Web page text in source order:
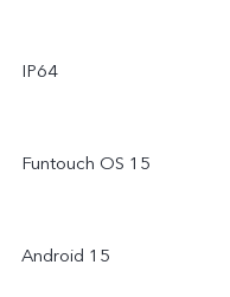
IP64
Funtouch OS 15
Android 15